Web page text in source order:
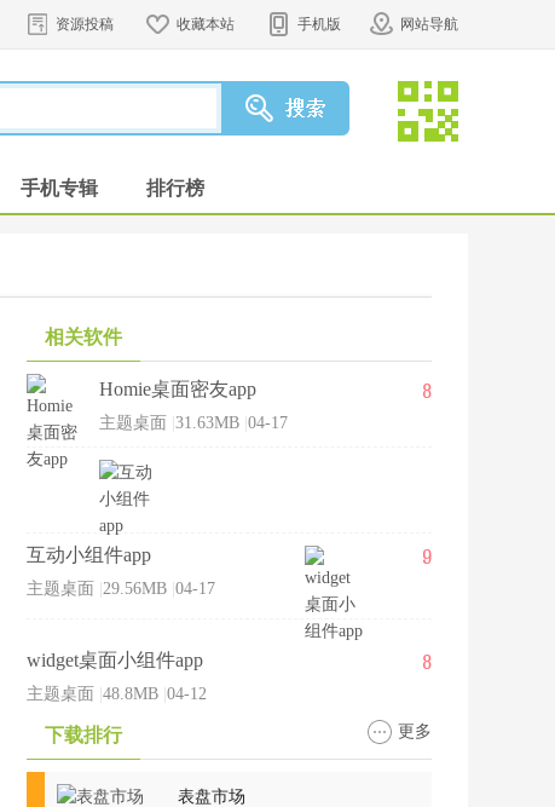
资源投稿 收藏本站 手机版 网站导航
手机专辑 排行榜
相关软件
Homie桌面密友app
主题桌面 31.63MB 04-17
8
互动小组件app
主题桌面 29.56MB 04-17
9
widget桌面小组件app
主题桌面 48.8MB 04-12
8
下载排行 更多
表盘市场